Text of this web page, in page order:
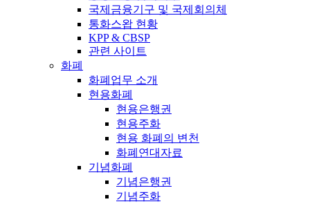
국제금융기구 및 국제회의체
통화스왑 현황
KPP & CBSP
관련 사이트
화폐
화폐업무 소개
현용화폐
현용은행권
현용주화
현용 화폐의 변천
화폐연대자료
기념화폐
기념은행권
기념주화